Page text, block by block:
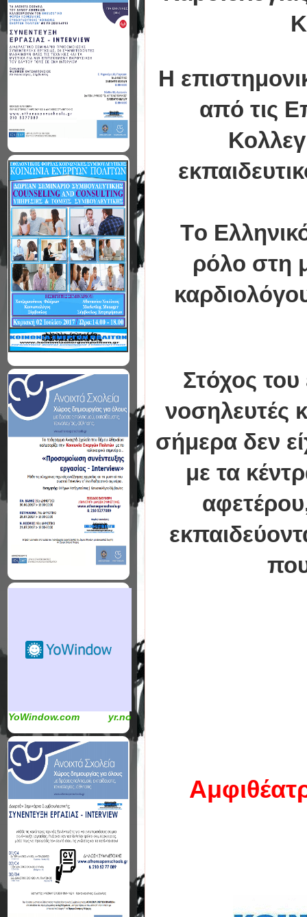
Η
από τις
Tο
ρόλο στη
Στόχος του
νοσηλευτές
σήμερα δεν
με τα
YoWindow.com yr.no